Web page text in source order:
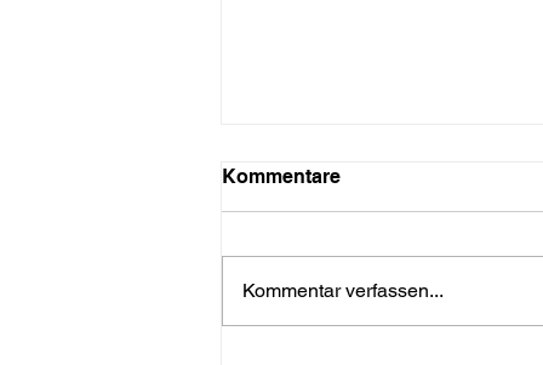
Kommentare
Kommentar verfassen...